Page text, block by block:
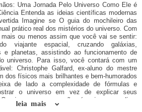
Uma Jornada Pelo Universo Como Ele é
Entenda as ideias científicas modernas
Imagine se O guia do mochileiro das
prático real dos mistérios do universo. Com
ou menos assim que você vai se sentir:
viajante espacial, cruzando galáxias,
e planetas, assistindo ao funcionamento de
universo. Para isso, você contará com um
Christophe Galfard, ex-aluno do mestre
dos físicos mais brilhantes e bem-humorados
de lado a complexidade de fórmulas e
o universo em vez de explicar seus
universo em suas mãos é mais que um livro
e galáxias – é uma viagem alucinante por
leia mais